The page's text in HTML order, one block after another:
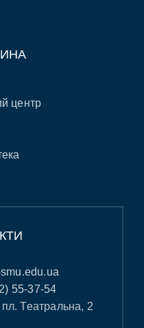
центр
55-37-54
Театральна, 2